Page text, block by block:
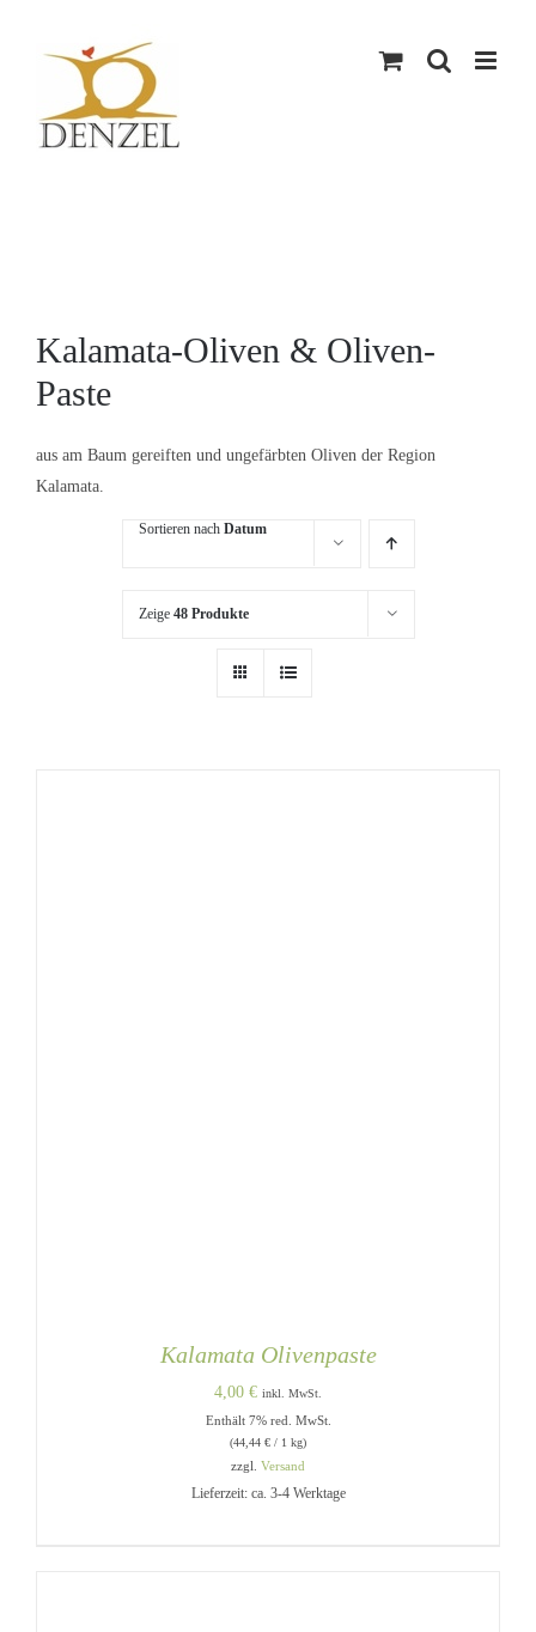
Kalamata-Oliven & Oliven-
Paste
aus am Baum gereiften und ungefärbten Oliven der Region
Kalamata.
Sortieren nach Datum
Zeige 48 Produkte
Kalamata Olivenpaste
4,00 € inkl. MwSt.
Enthält 7% red. MwSt.
(44,44 € / 1 kg)
zzgl. Versand
Lieferzeit: ca. 3-4 Werktage